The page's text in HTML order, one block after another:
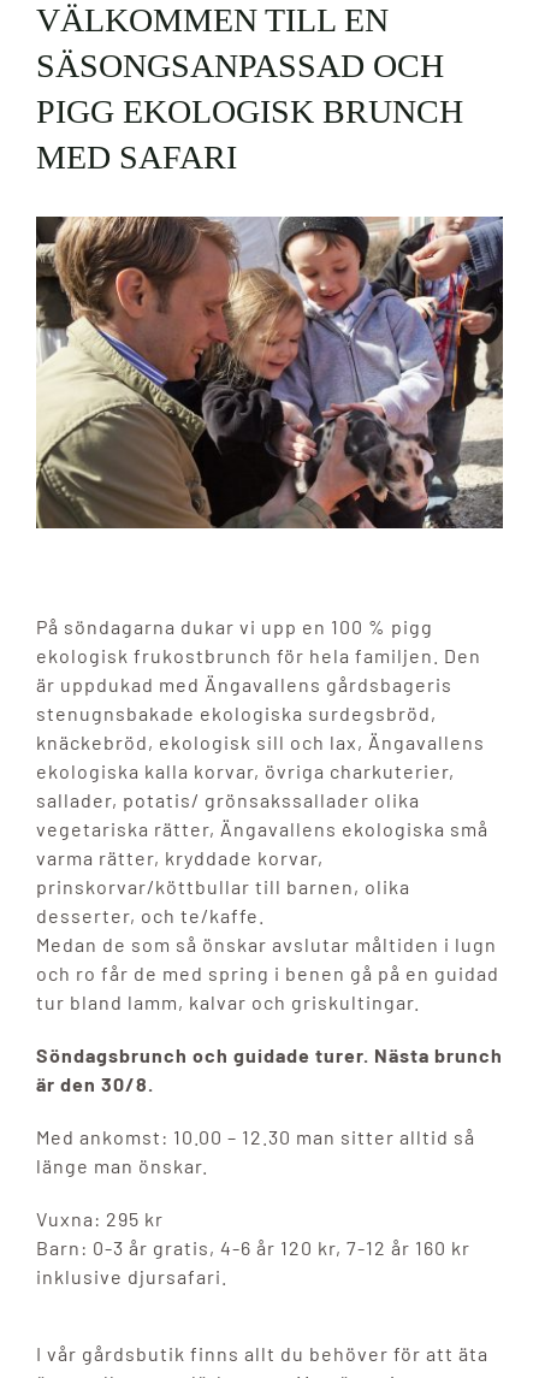
VÄLKOMMEN TILL EN
SÄSONGSANPASSAD OCH
PIGG EKOLOGISK BRUNCH
MED SAFARI
På söndagarna dukar vi upp en 100 % pigg
ekologisk frukostbrunch för hela familjen. Den
är uppdukad med Ängavallens gårdsbageris
stenugnsbakade ekologiska surdegsbröd,
knäckebröd, ekologisk sill och lax, Ängavallens
ekologiska kalla korvar, övriga charkuterier,
sallader, potatis/ grönsakssallader olika
vegetariska rätter, Ängavallens ekologiska små
varma rätter, kryddade korvar,
prinskorvar/köttbullar till barnen, olika
desserter, och te/kaffe.
Medan de som så önskar avslutar måltiden i lugn
och ro får de med spring i benen gå på en guidad
tur bland lamm, kalvar och griskultingar.
Söndagsbrunch och guidade turer. Nästa brunch
är den 30/8.
Med ankomst: 10.00 – 12.30 man sitter alltid så
länge man önskar.
Vuxna: 295 kr
Barn: 0-3 år gratis, 4-6 år 120 kr, 7-12 år 160 kr
inklusive djursafari.
I vår gårdsbutik finns allt du behöver för att äta